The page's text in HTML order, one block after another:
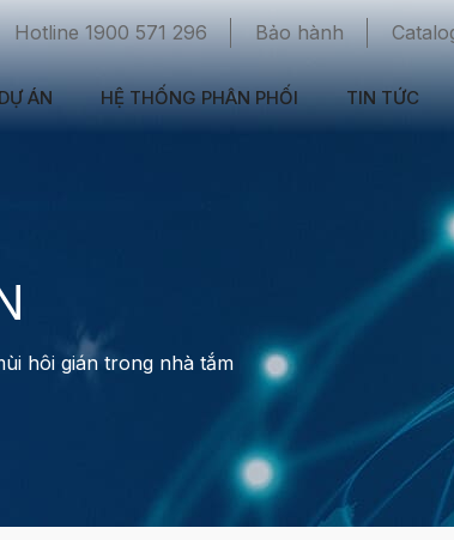
Hotline 1900 571 296 Bảo hành
DỰ ÁN HỆ THỐNG PHÂN PHỐI TIN TỨC
hôi gián trong nhà tắm